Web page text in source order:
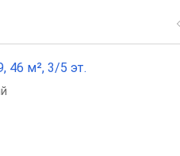
46 м², 3/5 эт.